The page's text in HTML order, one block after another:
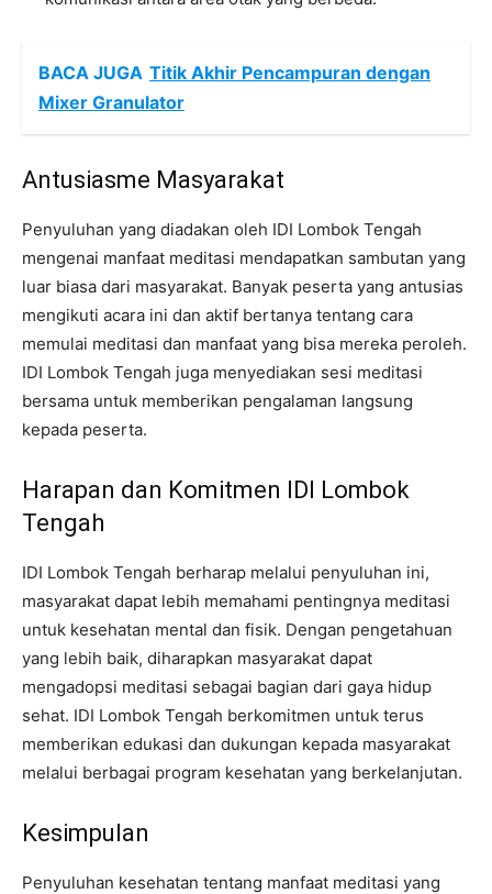
BACA JUGA Titik Akhir Pencampuran dengan
Mixer Granulator
Antusiasme Masyarakat
Penyuluhan yang diadakan oleh IDI Lombok Tengah
mengenai manfaat meditasi mendapatkan sambutan yang
luar biasa dari masyarakat. Banyak peserta yang antusias
mengikuti acara ini dan aktif bertanya tentang cara
memulai meditasi dan manfaat yang bisa mereka peroleh.
IDI Lombok Tengah juga menyediakan sesi meditasi
bersama untuk memberikan pengalaman langsung
kepada peserta.
Harapan dan Komitmen IDI Lombok
Tengah
IDI Lombok Tengah berharap melalui penyuluhan ini,
masyarakat dapat lebih memahami pentingnya meditasi
untuk kesehatan mental dan fisik. Dengan pengetahuan
yang lebih baik, diharapkan masyarakat dapat
mengadopsi meditasi sebagai bagian dari gaya hidup
sehat. IDI Lombok Tengah berkomitmen untuk terus
memberikan edukasi dan dukungan kepada masyarakat
melalui berbagai program kesehatan yang berkelanjutan.
Kesimpulan
Penyuluhan kesehatan tentang manfaat meditasi yang